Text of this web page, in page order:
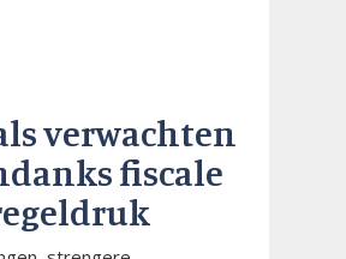
verwachten
fiscale